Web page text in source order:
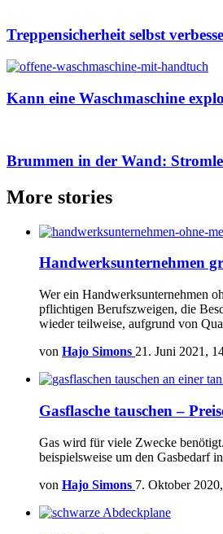
Treppensicherheit selbst
Kann eine Waschmaschine
Brummen in der Wand:
More stories
Handwerksunternehmen
Wer ein Handwerksunternehmen
pflichtigen Berufszweigen, die
wieder teilweise, aufgrund von
von Hajo Simons 21. Juni 2021,
Gasflasche tauschen –
Gas wird für viele Zwecke
beispielsweise um den Gasbedarf
von Hajo Simons 7. Oktober